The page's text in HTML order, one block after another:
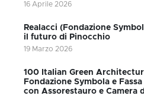
16 Aprile 2026
Realacci (Fondazione
il futuro di Pinocchio
19 Marzo 2026
100 Italian Green
Fondazione Symbola e
con Assorestauro e Camera